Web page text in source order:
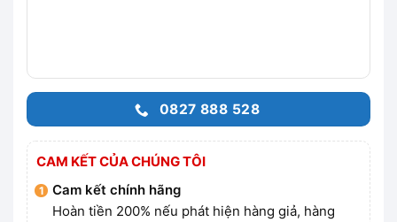
0827 888 528
CAM KẾT CỦA CHÚNG TÔI
Cam kết chính hãng
Hoàn tiền 200% nếu phát hiện hàng giả, hàng